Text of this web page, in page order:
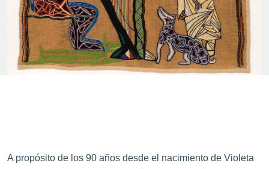
A propósito de los 90 años desde el nacimiento de Violeta